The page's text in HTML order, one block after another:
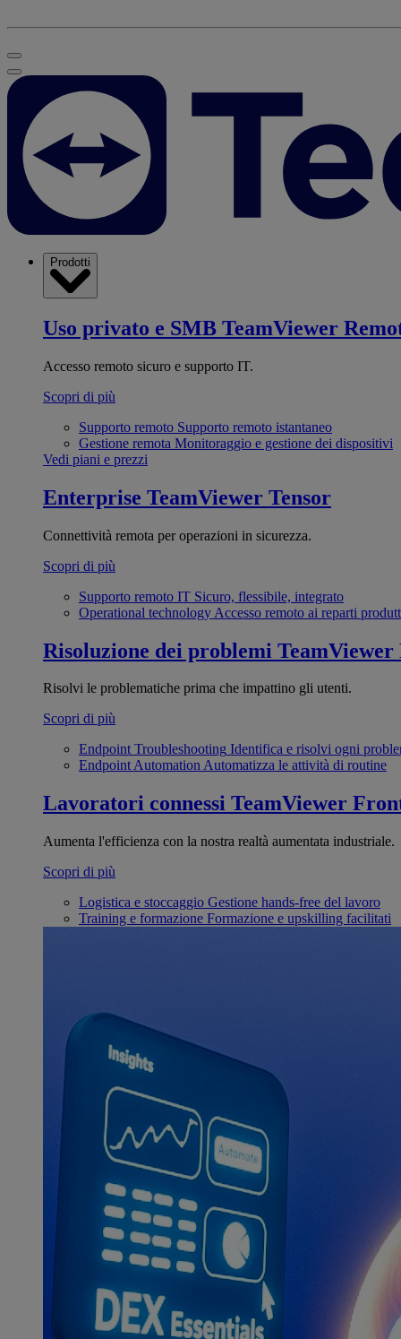
Prodotti
Uso privato e SMB TeamViewer
Accesso remoto sicuro e supporto IT.
Scopri di più
Supporto remoto Supporto remoto istantaneo
Gestione remota Monitoraggio e gestione dei dispositivi
Vedi piani e prezzi
Enterprise TeamViewer Tensor
Connettività remota per operazioni in sicurezza.
Scopri di più
Supporto remoto IT Sicuro, flessibile, integrato
Operational technology Accesso remoto ai reparti
Risoluzione dei problemi TeamViewer
Risolvi le problematiche prima che impattino gli utenti.
Scopri di più
Endpoint Troubleshooting Identifica e risolvi ogni
Endpoint AutomationAutomatizza le attività di routine
Lavoratori connessi TeamViewer
Aumenta l'efficienza con la nostra realtà aumentata industriale.
Scopri di più
Logistica e stoccaggio Gestione hands-free del lavoro
Training e formazione Formazione e upskilling facilitati